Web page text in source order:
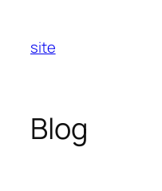
contenu
site
Blog